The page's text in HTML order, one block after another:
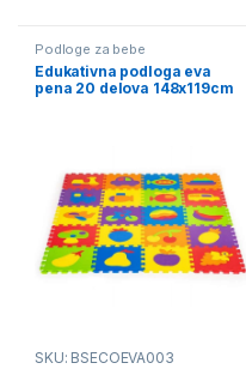
Podloge za bebe
Edukativna podloga eva
pena 20 delova 148x119cm
SKU: BSECOEVA003